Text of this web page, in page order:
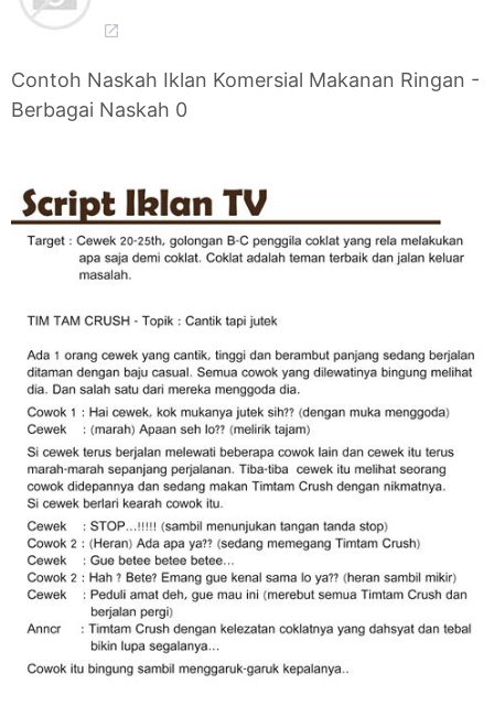
Contoh Naskah Iklan Komersial Makanan Ringan -
Berbagai Naskah 0